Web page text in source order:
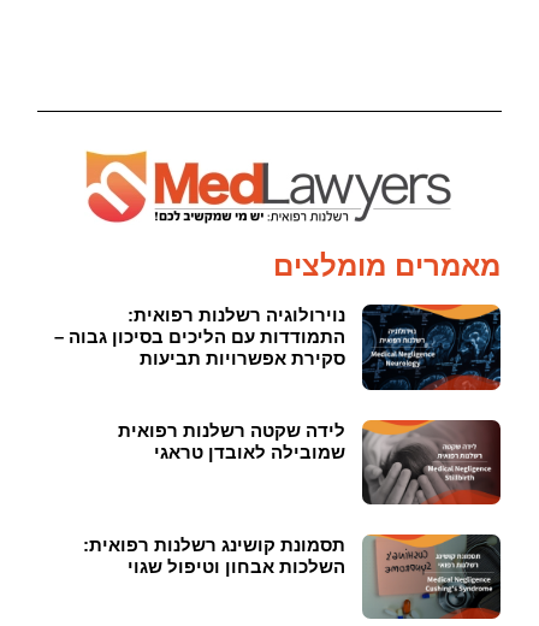
מאמרים מומלצים
נוירולוגיה רשלנות רפואית:
התמודדות עם הליכים בסיכון גבוה –
סקירת אפשרויות תביעות
לידה שקטה רשלנות רפואית
שמובילה לאובדן טראגי
תסמונת קושינג רשלנות רפואית:
השלכות אבחון וטיפול שגוי